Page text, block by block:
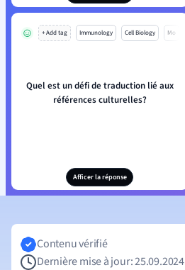
+ Add tag Immunology Cell Biology Mo
Quel est un défi de traduction lié aux
références culturelles?
Afficer la réponse
Contenu vérifié
Dernière mise à jour: 25.09.2024